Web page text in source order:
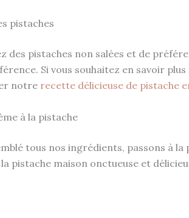
pistaches
des pistaches non salées et de
Si vous souhaitez en savoir
notre recette délicieuse de pistache
à la pistache
tous nos ingrédients, passons à la
pistache maison onctueuse et